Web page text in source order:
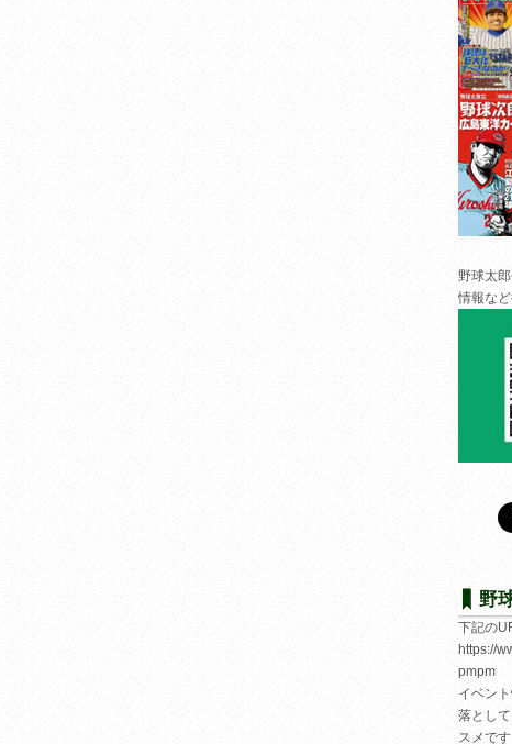
野球太
情報な
野
下記の
https://
pmpm
イベン
落とし
スメです